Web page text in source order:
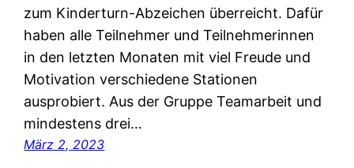
zum Kinderturn-Abzeichen überreicht. Dafür
haben alle Teilnehmer und Teilnehmerinnen
in den letzten Monaten mit viel Freude und
Motivation verschiedene Stationen
ausprobiert. Aus der Gruppe Teamarbeit und
mindestens drei…
März 2, 2023